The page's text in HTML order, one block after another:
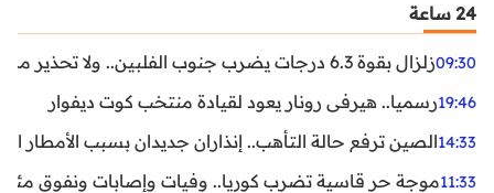
24 ساعة
09:30زلزال بقوة 6.3 درجات يضرب جنوب الفلبين.. ولا تحذير من تسونامي حتى الآن
19:46رسميا.. هيرفي رونار يعود لقيادة منتخب كوت ديفوار
14:33الصين ترفع حالة التأهب.. إنذاران جديدان بسبب الأمطار
11:33موجة حر قاسية تضرب كوريا.. وفيات وإصابات ونفوق مئات